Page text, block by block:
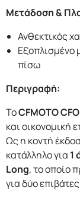
Μετάδοση &
Ανθεκτικός
Εξοπλισμένο
πίσω
Περιγραφή:
ΤοCFMOTO
και οικονομική
Ως η κοντή
κατάλληλο για 1
Long, το οποίο
για δύο